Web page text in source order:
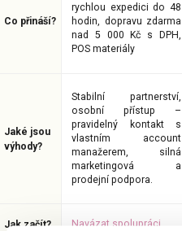
Co přináší?
Jaké jsou
výhody?
Jak začít?
rychlou expedici do 48
hodin, dopravu zdarma
nad 5 000 Kč s DPH,
POS materiály
Stabilní partnerství,
osobní přístup –
pravidelný kontakt s
vlastním account
manažerem, silná
marketingová a
prodejní podpora.
Navázat spolupráci